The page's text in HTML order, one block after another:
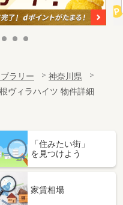
ラリー
神奈川県
ヴィラハイツ 物件詳細
「住みたい街」
を見つけよう
家賃相場